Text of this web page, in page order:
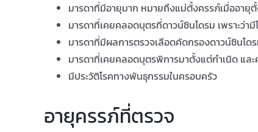
มารดาที่มีอายุมาก หมายถึงแม่ตั้งครรภ์เมื่ออายุ
มารดาที่เคยคลอดบุตรที่ดาวน์ซินโดรม เพราะว่า
มารดาที่มีผลการตรวจเลือดคัดกรองดาวน์ซินโ
มารดาที่เคยคลอดบุตรพิการมาตั้งแต่กำเนิด และ
มีประวัติโรคทางพันธุกรรมในครอบครัว
อายุครรภ์ที่ตรวจ